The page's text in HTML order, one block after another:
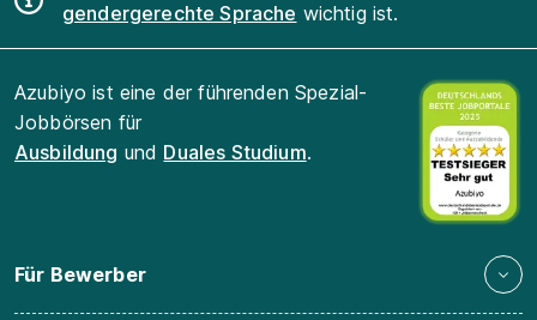
gendergerechte Sprache wichtig ist.
Azubiyo ist eine der führenden Spezial-
Jobbörsen für
Ausbildung und Duales Studium.
Für Bewerber